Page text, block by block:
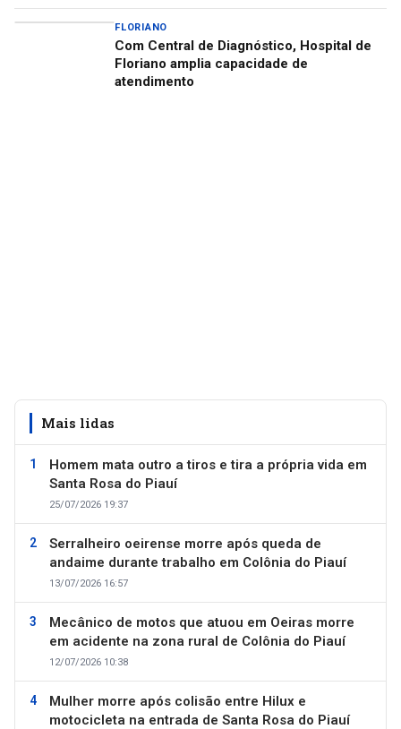
FLORIANO
Com Central de Diagnóstico, Hospital de
Floriano amplia capacidade de
atendimento
Mais lidas
Homem mata outro a tiros e tira a própria vida em
Santa Rosa do Piauí
25/07/2026 19:37
Serralheiro oeirense morre após queda de
andaime durante trabalho em Colônia do Piauí
13/07/2026 16:57
Mecânico de motos que atuou em Oeiras morre
em acidente na zona rural de Colônia do Piauí
12/07/2026 10:38
Mulher morre após colisão entre Hilux e
motocicleta na entrada de Santa Rosa do Piauí